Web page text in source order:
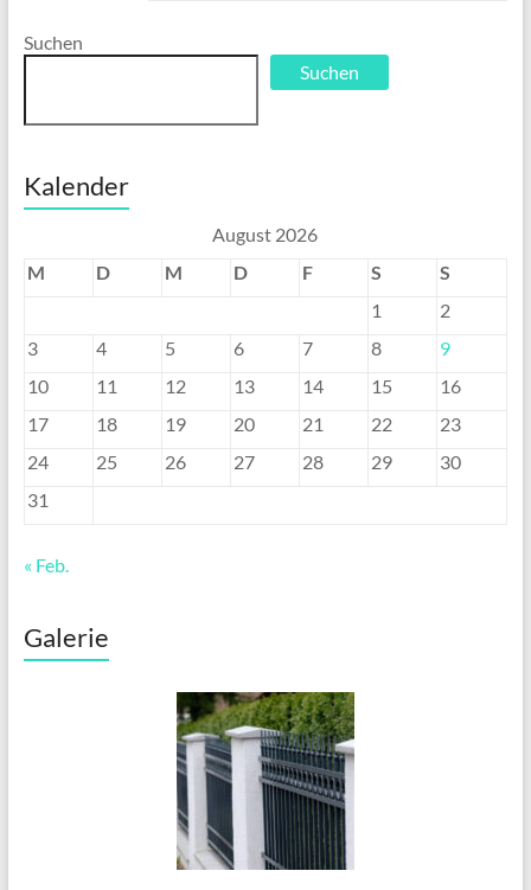
Suchen
Suchen
Kalender
August 2026
M
D M D F S
S
1
2
3
4 5 6 7 8
9
10
11 12 13 14 15
16
17
18 19 20 21 22
23
24
25 26 27 28 29
30
31
« Feb.
Galerie